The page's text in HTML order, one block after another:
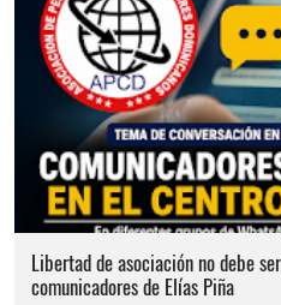
Libertad de asociación no debe
comunicadores de Elías Piña